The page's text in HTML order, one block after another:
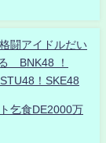
闘アイドルだい
BNK48 ！
！SKE48
乞食DE2000万